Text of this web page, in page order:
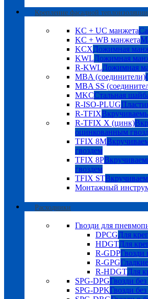
Крепление фасадной теплоизоляции
KC + UC манжета
KC + WB манжета
KCXДожимная
KWLДожимная
R-KWLДожимная
MBA (соединители)
MBA SS
MKCСтальная
R-ISO-PLUG
R-TFIX
R-TFIX X (цинк)
оцинкованным
TFIX 8M
гвоздем
TFIX 8P
гвоздем
TFIX ST
Монтажный
Расходники
Гвозди для
DPCGДля
HDGTДля
R-GDPГвозди
R-GPG
R-HDGTДля
SPG-DPGГвозди без
SPG-DPKГвозди без